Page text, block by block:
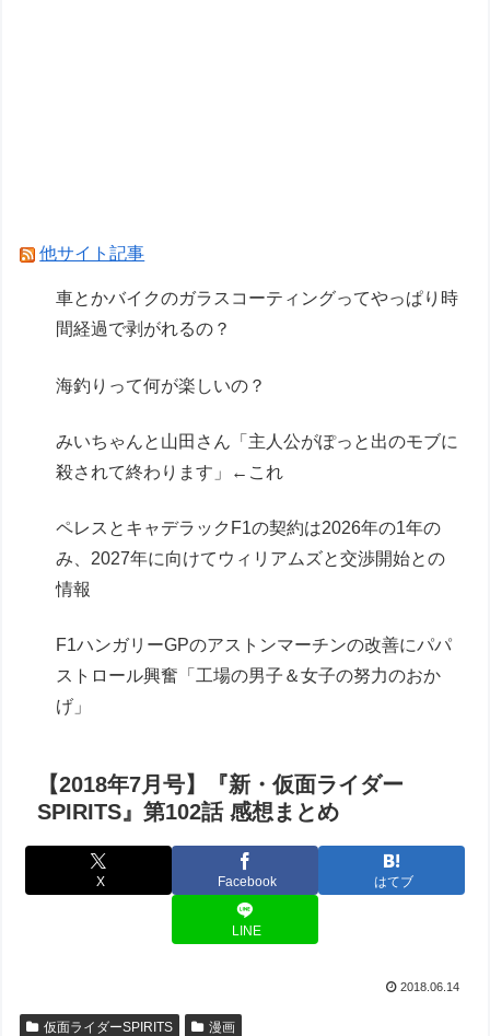
か？【再】
Powered by livedoor 相互RSS
他サイト記事
車とかバイクのガラスコーティングってやっぱり時
間経過で剥がれるの？
海釣りって何が楽しいの？
みいちゃんと山田さん「主人公がぽっと出のモブに
殺されて終わります」←これ
ペレスとキャデラックF1の契約は2026年の1年の
み、2027年に向けてウィリアムズと交渉開始との
情報
F1ハンガリーGPのアストンマーチンの改善にパパ
ストロール興奮「工場の男子＆女子の努力のおか
げ」
【2018年7月号】『新・仮面ライダー
SPIRITS』第102話 感想まとめ
X Facebook はてブ
LINE
2018.06.14
仮面ライダーSPIRITS 漫画